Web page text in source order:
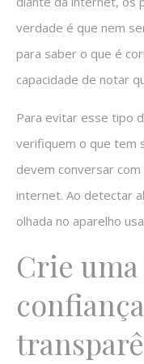
verdade é que nem
para saber o que é
capacidade de notar
Para evitar esse tipo
verifiquem o que tem
devem conversar
internet. Ao detectar
olhada no aparelho
Crie